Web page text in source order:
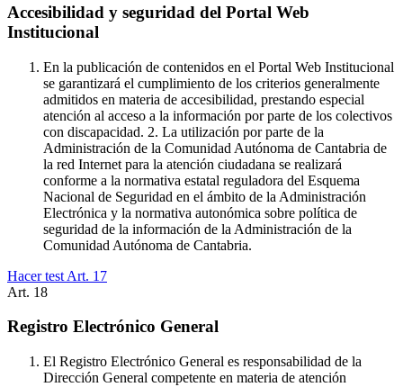
Accesibilidad y seguridad del Portal Web
Institucional
En la publicación de contenidos en el Portal Web Institucional
se garantizará el cumplimiento de los criterios generalmente
admitidos en materia de accesibilidad, prestando especial
atención al acceso a la información por parte de los colectivos
con discapacidad. 2. La utilización por parte de la
Administración de la Comunidad Autónoma de Cantabria de
la red Internet para la atención ciudadana se realizará
conforme a la normativa estatal reguladora del Esquema
Nacional de Seguridad en el ámbito de la Administración
Electrónica y la normativa autonómica sobre política de
seguridad de la información de la Administración de la
Comunidad Autónoma de Cantabria.
Hacer test Art. 17
Art. 18
Registro Electrónico General
El Registro Electrónico General es responsabilidad de la
Dirección General competente en materia de atención